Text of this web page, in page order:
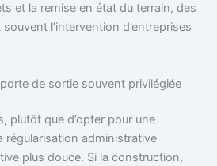
et la remise en état du terrain, des
l’intervention d’entreprises
de sortie souvent privilégiée
plutôt que d’opter pour une
régularisation administrative
plus douce. Si la construction,